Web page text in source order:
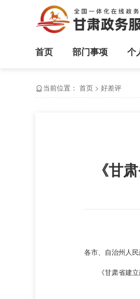
首页 部门事项 个
当前位置： 首页 > 好差评
《甘
各市、自治州人
《甘肃省建立政